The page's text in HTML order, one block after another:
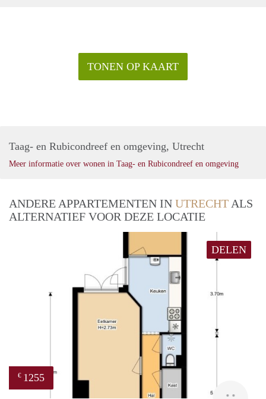
TONEN OP KAART
Taag- en Rubicondreef en omgeving, Utrecht
Meer informatie over wonen in Taag- en Rubicondreef en omgeving
ANDERE APPARTEMENTEN IN UTRECHT ALS
ALTERNATIEF VOOR DEZE LOCATIE
DELEN
€ 1255